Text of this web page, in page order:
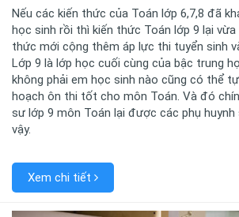
Nếu các kiến thức của Toán lớp 6,7,8 đã
học sinh rồi thì kiến thức Toán lớp 9 lại
thức mới cộng thêm áp lực thi tuyển sinh
Lớp 9 là lớp học cuối cùng của bậc trung
không phải em học sinh nào cũng có thể
hoạch ôn thi tốt cho môn Toán. Và đó
sư lớp 9 môn Toán lại được các phụ
vậy.
Xem chi tiết